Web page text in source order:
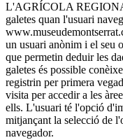
L'AGRÍCOLA
galetes quan l'usuari
un usuari anònim i el seu
que permetin deduir les
galetes és possible
registrin per primera
visita per accedir a les
ells. L'usuari té l'opció
mitjançant la selecció de
navegador.